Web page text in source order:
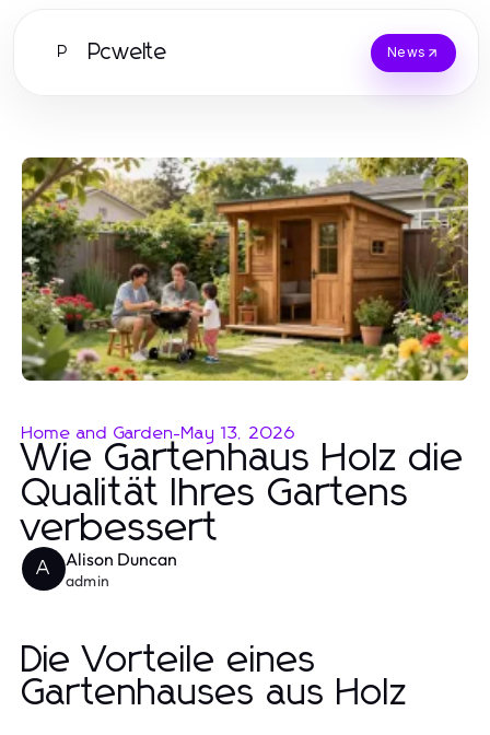
P Pcwelte News
Home and Garden-May 13, 2026
Wie Gartenhaus Holz die
Qualität Ihres Gartens
verbessert
A Alison Duncan
admin
Die Vorteile eines
Gartenhauses aus Holz